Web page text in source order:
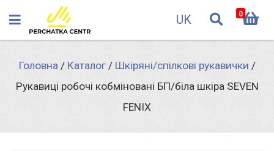
UK 0
Головна/ Каталог/ Шкіряні/спілкові рукавички /
Рукавиці робочі кобміновані БП/біла шкіра SEVEN
FENIX